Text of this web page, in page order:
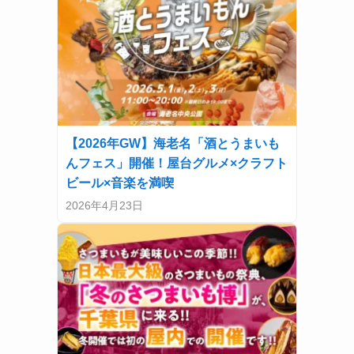
【2026年GW】海老名「酒とうまいも
んフェス」開催！屋台グルメ×クラフト
ビール×音楽を満喫
2026年4月23日